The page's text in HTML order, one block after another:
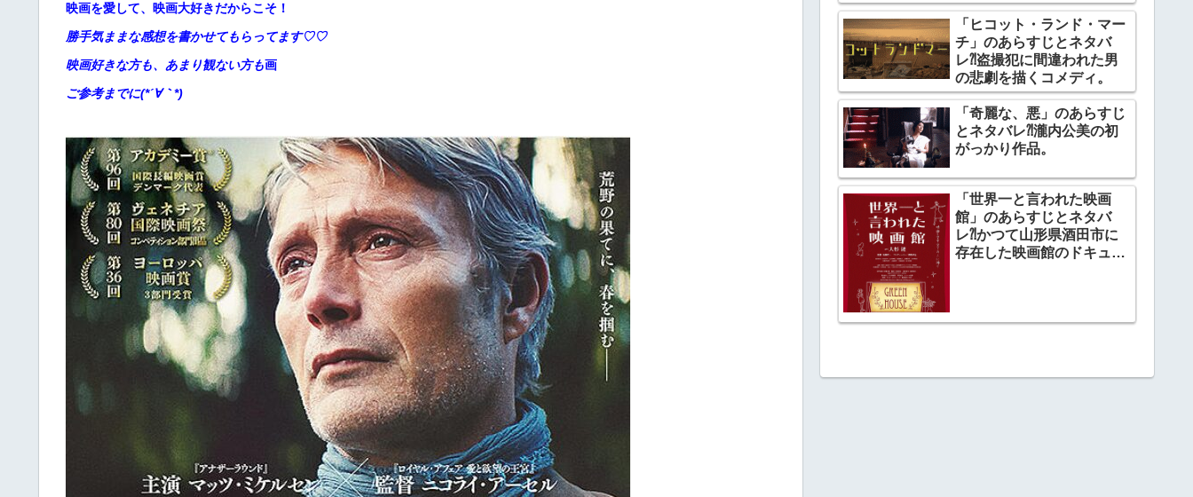
映画を愛して、映画大好きだからこそ！
勝手気ままな感想を書かせてもらってます♡♡
映画好きな方も、あまり観ない方も画
ご参考までに(*´∀｀*)
「ヒコット・ランド・マー
チ」のあらすじとネタバ
レ⁈盗撮犯に間違われた男
の悲劇を描くコメディ。
「奇麗な、悪」のあらすじ
とネタバレ⁈瀧内公美の初
がっかり作品。
「世界一と言われた映画
館」のあらすじとネタバ
レ⁈かつて山形県酒田市に
存在した映画館のドキュメ